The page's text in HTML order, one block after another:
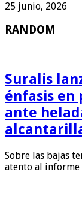
25 junio, 2026
RANDOM
Suralis
énfasis en
ante
Sobre las bajas
atento al